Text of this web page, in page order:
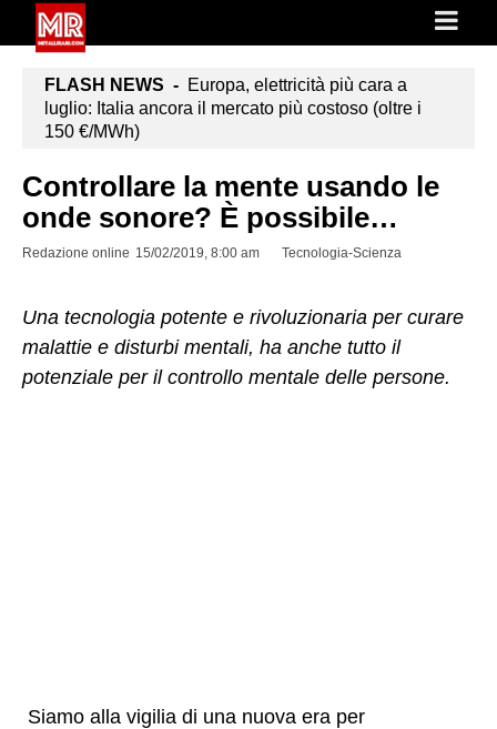
FLASH NEWS - Europa, elettricità più cara a
luglio: Italia ancora il mercato più costoso (oltre i
150 €/MWh)
Controllare la mente usando le
onde sonore? È possibile…
Redazione online 15/02/2019, 8:00 am Tecnologia-Scienza
Una tecnologia potente e rivoluzionaria per curare
malattie e disturbi mentali, ha anche tutto il
potenziale per il controllo mentale delle persone.
Siamo alla vigilia di una nuova era per